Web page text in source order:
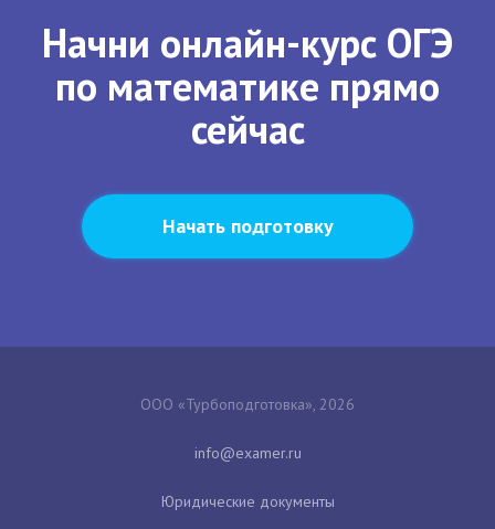
Начни онлайн-курс ОГЭ
по математике прямо
сейчас
Начать подготовку
ООО «Турбоподготовка», 2026
Юридические документы